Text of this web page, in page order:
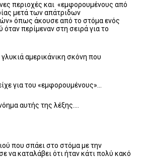
περιοχές και «εμφορουμένους από
μετά των απάτριδων
όπως άκουσε από το στόμα ενός
περίμεναν στη σειρά για το
αμερικάνικη σκόνη που
για του «εμφορουμένους»…
αυτής της λέξης….
που σπάει στο στόμα με την
να καταλάβει ότι ήταν κάτι πολύ κακό